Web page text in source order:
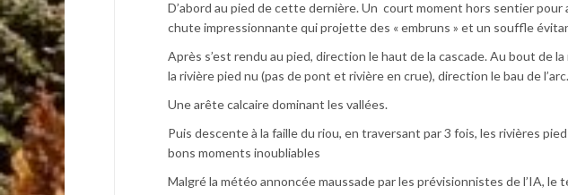
D’abord au pied de cette dernière. Un court moment hors sentier
chute impressionnante qui projette des « embruns » et un souffle
Après s’est rendu au pied, direction le haut de la cascade. Au bout de
la rivière pied nu (pas de pont et rivière en crue), direction le bau de l’arc.
Une arête calcaire dominant les vallées.
Puis descente à la faille du riou, en traversant par 3 fois, les rivières
bons moments inoubliables
Malgré la météo annoncée maussade par les prévisionnistes de l’IA, le